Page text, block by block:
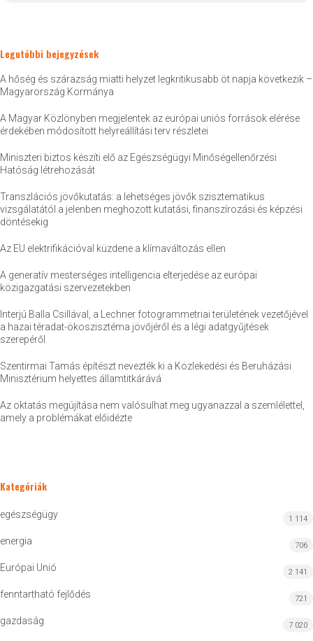
Legutóbbi bejegyzések
A hőség és szárazság miatti helyzet legkritikusabb öt napja következik –
Magyarország Kormánya
A Magyar Közlönyben megjelentek az európai uniós források elérése
érdekében módosított helyreállítási terv részletei
Miniszteri biztos készíti elő az Egészségügyi Minőségellenőrzési
Hatóság létrehozását
Transzlációs jövőkutatás: a lehetséges jövők szisztematikus
vizsgálatától a jelenben meghozott kutatási, finanszírozási és képzési
döntésekig
Az EU elektrifikációval küzdene a klímaváltozás ellen
A generatív mesterséges intelligencia elterjedése az európai
közigazgatási szervezetekben
Interjú Balla Csillával, a Lechner fotogrammetriai területének vezetőjével
a hazai téradat-ökoszisztéma jövőjéről és a légi adatgyűjtések
szerepéről
Szentirmai Tamás építészt nevezték ki a Közlekedési és Beruházási
Minisztérium helyettes államtitkárává
Az oktatás megújítása nem valósulhat meg ugyanazzal a szemlélettel,
amely a problémákat előidézte
Kategóriák
egészségügy 1 114
energia 706
Európai Unió 2 141
fenntartható fejlődés 721
gazdaság 7 020